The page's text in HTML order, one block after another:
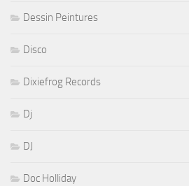
Dessin Peintures
Disco
Dixiefrog Records
Dj
DJ
Doc Holliday